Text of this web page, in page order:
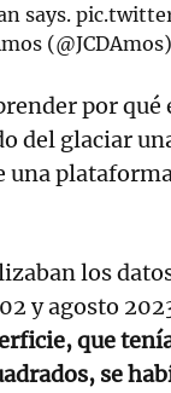
says.
(@JCDAmos)
por
del glaciar
una
los
y agosto
que
se